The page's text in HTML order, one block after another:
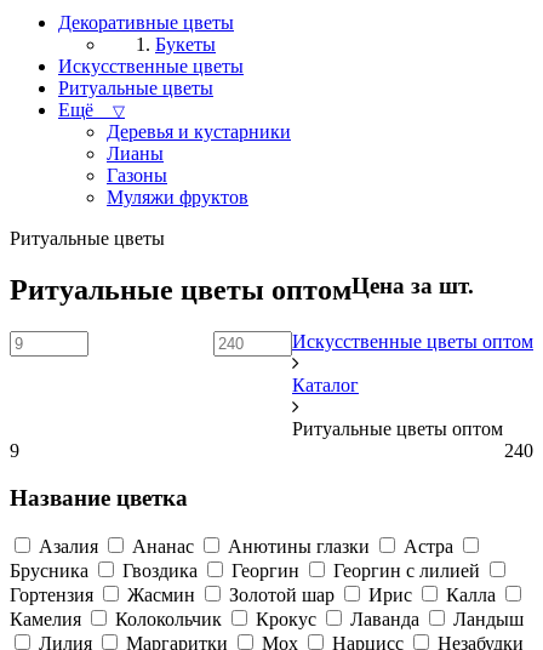
Декоративные цветы
Букеты
Искусственные цветы
Ритуальные цветы
Ещё ▽
Деревья и кустарники
Лианы
Газоны
Муляжи фруктов
Ритуальные цветы
Ритуальные цветы оптом
Искусственные цветы оптом
Каталог
Ритуальные цветы оптом
Цена за шт.
9 240
Название цветка
Азалия Ананас Анютины глазки
Астра
Брусника
Гвоздика Георгин
Георгин с лилией
Гортензия
Жасмин Золотой шар Ирис
Калла
Камелия
Колокольчик Крокус Лаванда
Ландыш
Лилия
Маргаритки Мох Нарцисс Незабудки